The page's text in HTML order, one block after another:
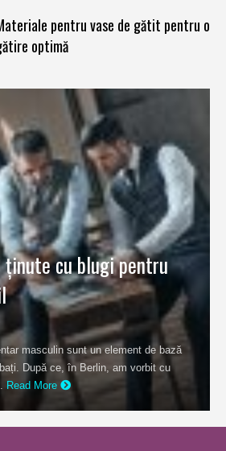
pentru vase de gătit pentru o
optimă
cu blugi pentru
masculin sunt un element de bază
După ce, în Berlin, am vorbit cu
Read More